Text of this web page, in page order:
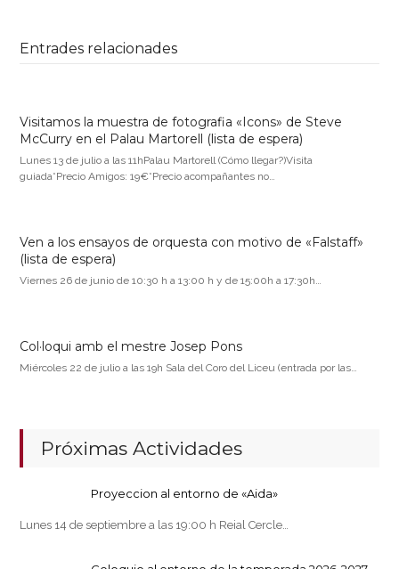
Entrades relacionades
Visitamos la muestra de fotografia «Icons» de Steve
McCurry en el Palau Martorell (lista de espera)
Lunes 13 de julio a las 11hPalau Martorell (Cómo llegar?)Visita
guiada*Precio Amigos: 19€*Precio acompañantes no…
Ven a los ensayos de orquesta con motivo de «Falstaff»
(lista de espera)
Viernes 26 de junio de 10:30 h a 13:00 h y de 15:00h a 17:30h…
Col·loqui amb el mestre Josep Pons
Miércoles 22 de julio a las 19h Sala del Coro del Liceu (entrada por las…
Próximas Actividades
Proyeccion al entorno de «Aida»
Lunes 14 de septiembre a las 19:00 h Reial Cercle…